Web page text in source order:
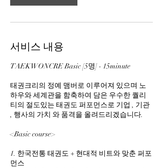
서비스 내용
TAEKWONCRE Basic [5명] - 15minute
태권크리의 정예 맴버로 이루어져 있으며 노
하우와 세계관을 함축하여 담은 우수한 퀄리
티의 절도있는 태권도 퍼포먼스로 기업 , 기관
, 행사의 가치 와 품격을 올려드리겠습니다.
<Basic course>
1. 한국전통 태권도 + 현대적 비트와 맞춘 퍼포
먼스